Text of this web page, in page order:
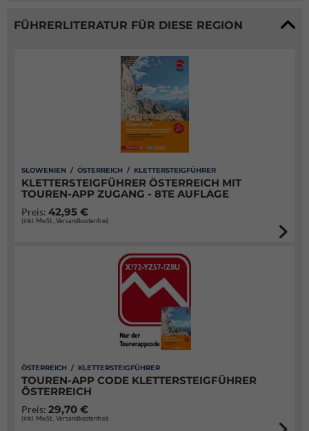
FÜHRERLITERATUR FÜR DIESE REGION
SLOWENIEN / ÖSTERREICH / KLETTERSTEIGFÜHRER
KLETTERSTEIGFÜHRER ÖSTERREICH MIT
TOUREN-APP ZUGANG - 8TE AUFLAGE
Preis: 42,95 €
(inkl. MwSt., Versandkostenfrei)
ÖSTERREICH / KLETTERSTEIGFÜHRER
TOUREN-APP CODE KLETTERSTEIGFÜHRER
ÖSTERREICH
Preis: 29,70 €
(inkl. MwSt., Versandkostenfrei)